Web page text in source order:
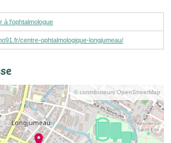
à l'ophtalmologue
centre-ophtalmologique-longjumeau/
© contributeurs OpenStreetMap